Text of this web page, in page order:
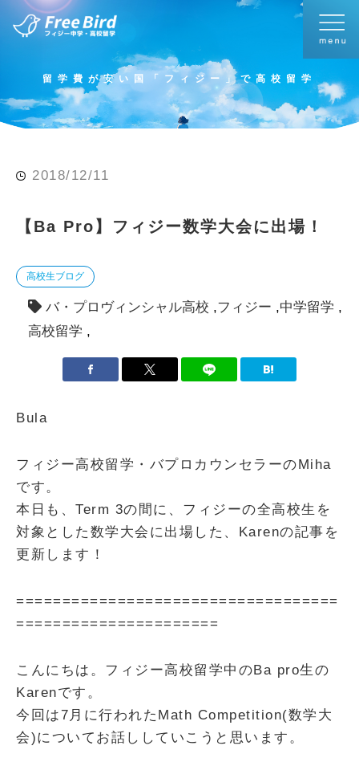
留学費が安い国「フィジー」で高校留学
2018/12/11
【Ba Pro】フィジー数学大会に出場！
高校生ブログ
バ・プロヴィンシャル高校 フィジー
中学留学
高校留学
Bula
フィジー高校留学・バプロカウンセラーのMiha
です。
本日も、Term 3の間に、フィジーの全高校生を
対象とした数学大会に出場した、Karenの記事を
更新します！
===================================
======================
こんにちは。フィジー高校留学中のBa pro生の
Karenです。
今回は7月に行われたMath Competition(数学大
会)についてお話ししていこうと思います。